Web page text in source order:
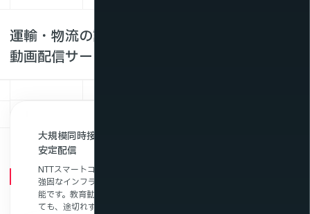
運輸・物流の課題はNTTスマートコネクトの
動画配信サービスが解決！
大規模同時接続に対応する国内データセンター基盤と
安定配信
NTTスマートコネクトは、国内自社データセンターを活用した
強固なインフラにより、大規模な同時視聴にも安定して対応可
能です。教育動画や研修コンテンツを全国の拠点に一斉配信し
ても、途切れず高品質な視聴体験を提供します。